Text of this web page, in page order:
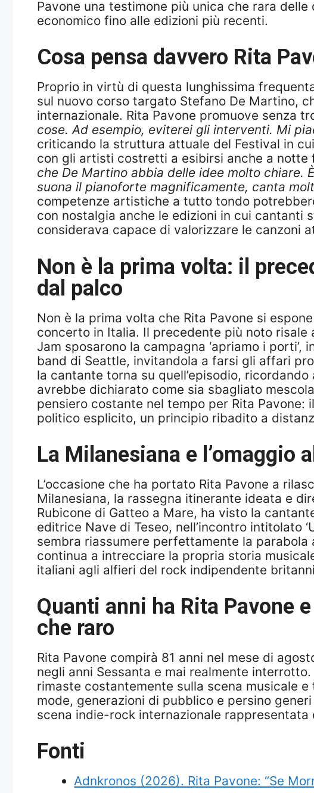
Pavone una testimone più unica che rara
economico fino alle edizioni più recenti.
Cosa pensa davvero Rita
Proprio in virtù di questa lunghissima
sul nuovo corso targato Stefano De Martino,
internazionale. Rita Pavone promuove senza
cose. Ad esempio, eviterei gli interventi. Mi
criticando la struttura attuale del Festival in
con gli artisti costretti a esibirsi anche a
che De Martino abbia delle idee molto chiare.
suona il pianoforte magnificamente, canta
competenze artistiche a tutto tondo
con nostalgia anche le edizioni in cui cantanti
considerava capace di valorizzare le canzoni
Non è la prima volta: il
dal palco
Non è la prima volta che Rita Pavone si
concerto in Italia. Il precedente più noto risale
Jam sposarono la campagna ‘apriamo i
band di Seattle, invitandola a farsi gli affari
la cantante torna su quell’episodio,
avrebbe dichiarato come sia sbagliato
pensiero costante nel tempo per Rita
politico esplicito, un principio ribadito a
La Milanesiana e l’omaggio
L’occasione che ha portato Rita Pavone a
Milanesiana, la rassegna itinerante ideata e
Rubicone di Gatteo a Mare, ha visto la
editrice Nave di Teseo, nell’incontro intitolato
sembra riassumere perfettamente la
continua a intrecciare la propria storia
italiani agli alfieri del rock indipendente
Quanti anni ha Rita Pavone
che raro
Rita Pavone compirà 81 anni nel mese di
negli anni Sessanta e mai realmente
rimaste costantemente sulla scena musicale
mode, generazioni di pubblico e persino
scena indie-rock internazionale rappresentata
Fonti
Adnkronos (2026). Rita Pavone: “Se